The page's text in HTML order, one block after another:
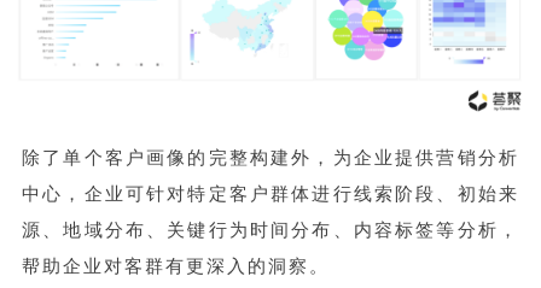
除了单个客户画像的完整构建外，为企业提供营销分析
中心，企业可针对特定客户群体进行线索阶段、初始来
源、地域分布、关键行为时间分布、内容标签等分析，
帮助企业对客群有更深入的洞察。